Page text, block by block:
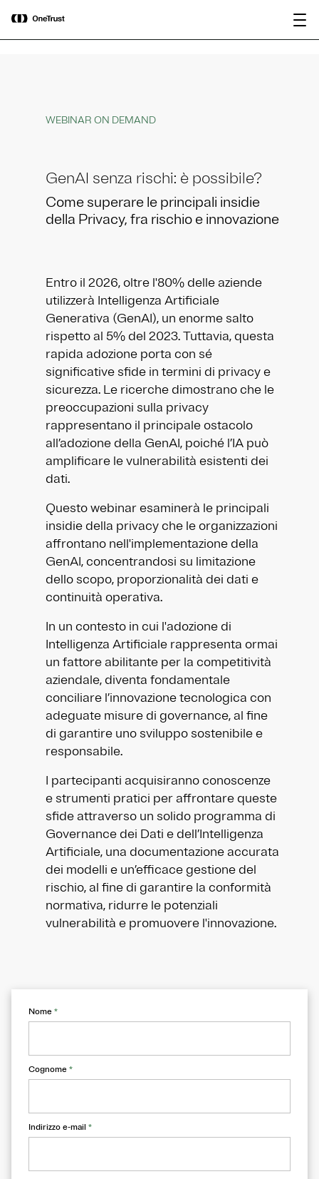
OneTrust nominata “Visionaria” nel
Magic Quadrant™ 2026 di Gartner®
per le piattaforme di governance
WEBINAR ON DEMAND
GenAI senza rischi: è possibile?
Come superare le principali insidie
della Privacy, fra rischio e innovazione
Entro il 2026, oltre l'80% delle aziende
utilizzerà Intelligenza Artificiale
Generativa (GenAI), un enorme salto
rispetto al 5% del 2023. Tuttavia, questa
rapida adozione porta con sé
significative sfide in termini di privacy e
sicurezza. Le ricerche dimostrano che le
preoccupazioni sulla privacy
rappresentano il principale ostacolo
all’adozione della GenAI, poiché l’IA può
amplificare le vulnerabilità esistenti dei
dati.
Questo webinar esaminerà le principali
insidie della privacy che le organizzazioni
affrontano nell'implementazione della
GenAI, concentrandosi su limitazione
dello scopo, proporzionalità dei dati e
continuità operativa.
In un contesto in cui l'adozione di
Intelligenza Artificiale rappresenta ormai
un fattore abilitante per la competitività
aziendale, diventa fondamentale
conciliare l’innovazione tecnologica con
adeguate misure di governance, al fine
di garantire uno sviluppo sostenibile e
responsabile.
I partecipanti acquisiranno conoscenze
e strumenti pratici per affrontare queste
sfide attraverso un solido programma di
Governance dei Dati e dell’Intelligenza
Artificiale, una documentazione accurata
dei modelli e un’efficace gestione del
rischio, al fine di garantire la conformità
normativa, ridurre le potenziali
vulnerabilità e promuovere l'innovazione.
Nome *
Cognome *
Indirizzo e-mail *